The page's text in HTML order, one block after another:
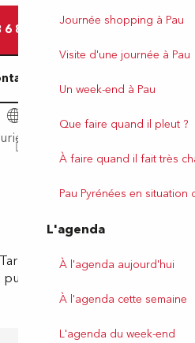
Journée shopping à Pau
Visite d'une journée à Pau
Un week-end à Pau
Que faire quand il pleut ?
À faire quand il fait très
Pau Pyrénées en situation
L'agenda
À l'agenda aujourd'hui
À l'agenda cette semaine
L'agenda du week-end
6 80 53 84
nous
tourner au ¨point
suivre balisage dans